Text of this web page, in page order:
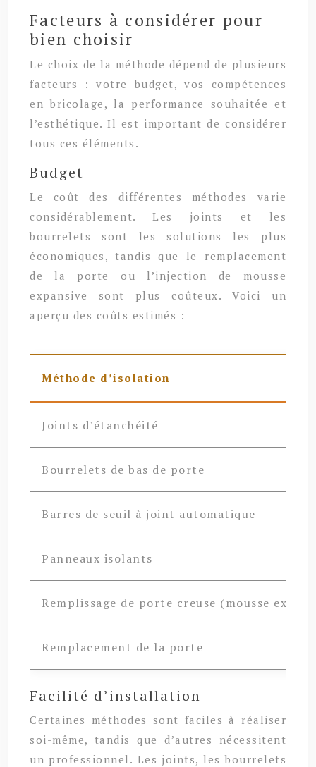
Facteurs à considérer pour
bien choisir
Le choix de la méthode dépend de plusieurs
facteurs : votre budget, vos compétences
en bricolage, la performance souhaitée et
l’esthétique. Il est important de considérer
tous ces éléments.
Budget
Le coût des différentes méthodes varie
considérablement. Les joints et les
bourrelets sont les solutions les plus
économiques, tandis que le remplacement
de la porte ou l’injection de mousse
expansive sont plus coûteux. Voici un
aperçu des coûts estimés :
Méthode d’isolation
Joints d’étanchéité
Bourrelets de bas de porte
Barres de seuil à joint automatique
Panneaux isolants
Remplissage de porte creuse (mousse
Remplacement de la porte
Facilité d’installation
Certaines méthodes sont faciles à réaliser
soi-même, tandis que d’autres nécessitent
un professionnel. Les joints, les bourrelets